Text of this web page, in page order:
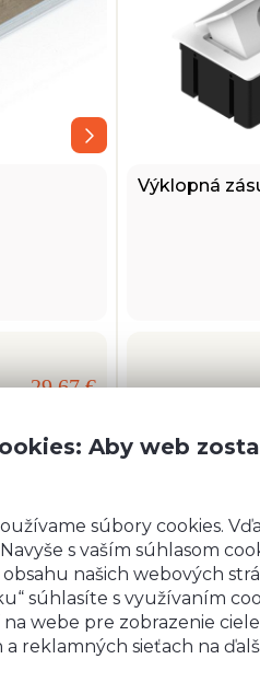
29,67 €
Výklopná
Aby web
súbory cookies.
s vaším súhlasom
našich webových
súhlasíte s využívaním
webe pre zobrazenie
a reklamných sieťach na